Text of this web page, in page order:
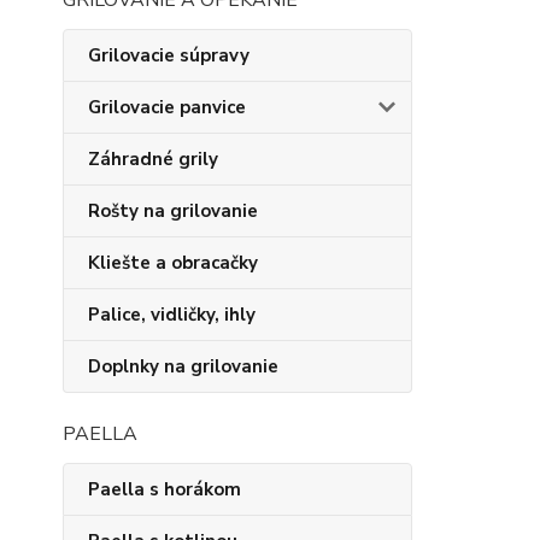
Grilovacie súpravy
Grilovacie panvice
Záhradné grily
Rošty na grilovanie
Kliešte a obracačky
Palice, vidličky, ihly
Doplnky na grilovanie
PAELLA
Paella s horákom